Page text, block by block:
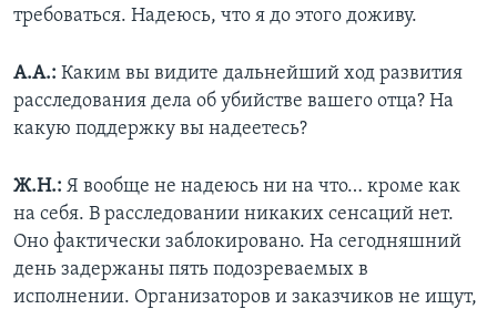
требоваться. Надеюсь, что я до этого доживу.
А.А.: Каким вы видите дальнейший ход развития
расследования дела об убийстве вашего отца? На
какую поддержку вы надеетесь?
Ж.Н.: Я вообще не надеюсь ни на что… кроме как
на себя. В расследовании никаких сенсаций нет.
Оно фактически заблокировано. На сегодняшний
день задержаны пять подозреваемых в
исполнении. Организаторов и заказчиков не ищут,